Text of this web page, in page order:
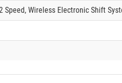
Speed, Wireless Electronic Shift